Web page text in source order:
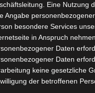
TikTok
Eine Nutzung
Angabe
besondere Services
in Anspruch
Daten
Daten
keine gesetzliche
der betroffenen